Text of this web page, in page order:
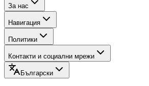
За нас
Навигация
Политики
Контакти и социални мрежи
Български